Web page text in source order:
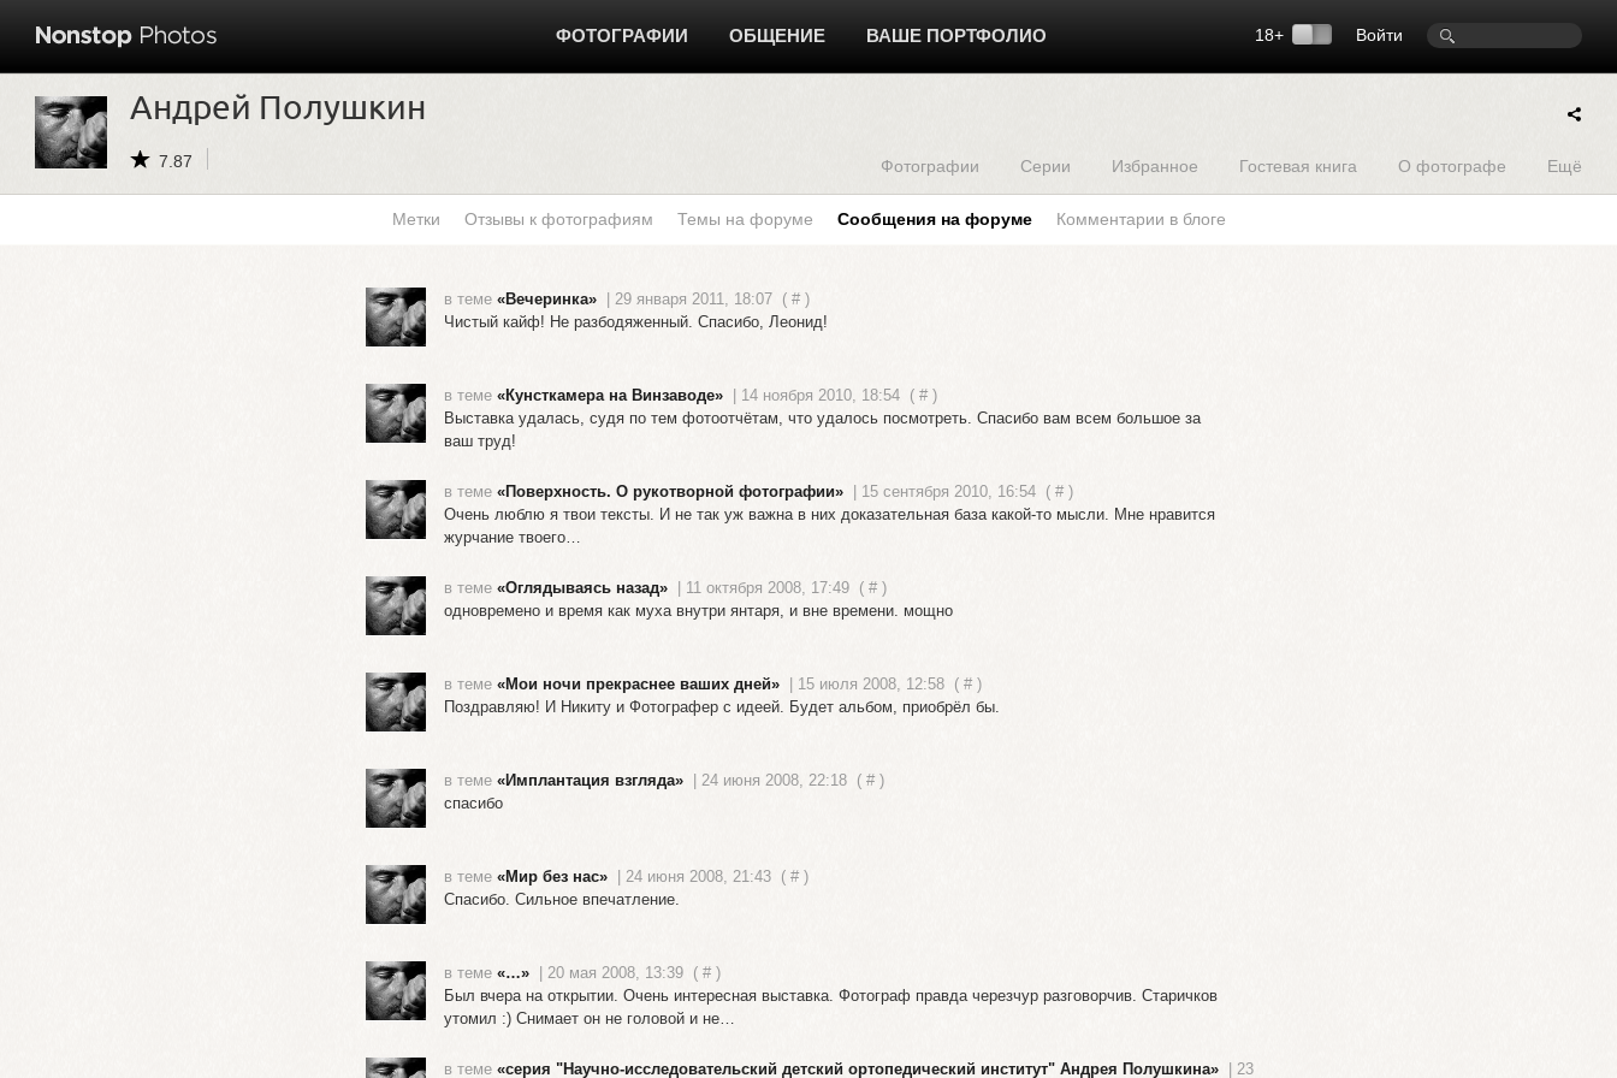
Войти
18+
ФОТОГРАФИИ ОБЩЕНИЕ ВАШЕ ПОРТФОЛИО
Андрей Полушкин
7.87 Фотографии Серии Избранное Гостевая книга О фотографе Ещё
Метки Отзывы к фотографиям Темы на форуме Сообщения на форуме Комментарии в блоге
в теме «Вечеринка» | 29 января 2011, 18:07 ( # )
Чистый кайф! Не разбодяженный. Спасибо, Леонид!
в теме «Кунсткамера на Винзаводе» | 14 ноября 2010, 18:54 ( # )
Выставка удалась, судя по тем фотоотчётам, что удалось посмотреть. Спасибо вам всем большое за
ваш труд!
в теме «Поверхность. О рукотворной фотографии» | 15 сентября 2010, 16:54 ( # )
Очень люблю я твои тексты. И не так уж важна в них доказательная база какой-то мысли. Мне нравится
журчание твоего…
в теме «Оглядываясь назад» | 11 октября 2008, 17:49 ( # )
одновремено и время как муха внутри янтаря, и вне времени. мощно
в теме «Мои ночи прекраснее ваших дней» | 15 июля 2008, 12:58 ( # )
Поздравляю! И Никиту и Фотографер с идеей. Будет альбом, приобрёл бы.
в теме «Имплантация взгляда» | 24 июня 2008, 22:18 ( # )
спасибо
в теме «Мир без нас» | 24 июня 2008, 21:43 ( # )
Спасибо. Сильное впечатление.
в теме «…» | 20 мая 2008, 13:39 ( # )
Был вчера на открытии. Очень интересная выставка. Фотограф правда черезчур разговорчив. Старичков
утомил :) Снимает он не головой и не…
в теме «серия "Научно-исследовательский детский ортопедический институт" Андрея Полушкина» | 23